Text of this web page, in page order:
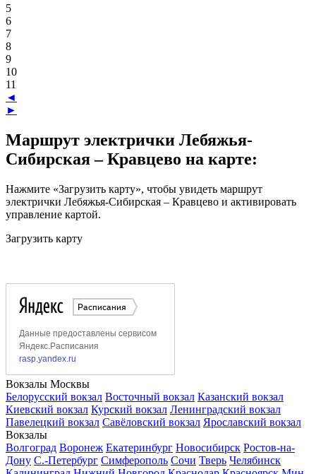
5
6
7
8
9
10
11
◄
►
Маршрут электрички Лебяжья-
Сибирская – Кравцево на карте:
Нажмите «Загрузить карту», чтобы увидеть маршрут
электрички Лебяжья-Сибирская – Кравцево и активировать
управление картой.
Загрузить карту
Вокзалы Москвы
Белорусский вокзал Восточный вокзал Казанский вокзал
Киевский вокзал Курский вокзал Ленинградский вокзал
Павелецкий вокзал Савёловский вокзал Ярославский вокзал
Вокзалы
Волгоград Воронеж Екатеринбург Новосибирск Ростов-на-
Дону С.-Петербург Симферополь Сочи Тверь Челябинск